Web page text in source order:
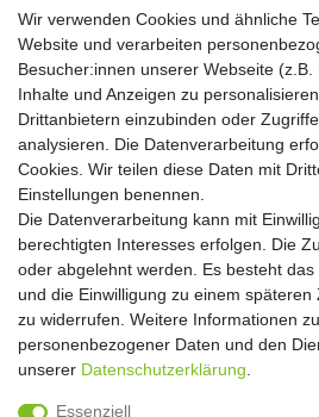
Hiermit bestätige ich, dass ich die
Einwilligung kann ich jederzeit widerrufen.**
Abonnieren
**
Widerrufs­recht
Daten­schutz­erklärung
Wir verwenden Cookies und ähnliche
Website und verarbeiten
Besucher:innen unserer Webseite (z.B.
Inhalte und Anzeigen zu
Drittanbietern einzubinden oder
analysieren. Die Datenverarbeitung
Cookies. Wir teilen diese Daten mit
Einstellungen benennen.
Die Datenverarbeitung kann mit
berechtigten Interesses erfolgen. Die
oder abgelehnt werden. Es besteht
und die Einwilligung zu einem
zu widerrufen. Weitere Informationen
personenbezogener Daten und den
unserer Daten­schutz­erklärung
Essenziell
Copyright 2016 | Dekushop.de |